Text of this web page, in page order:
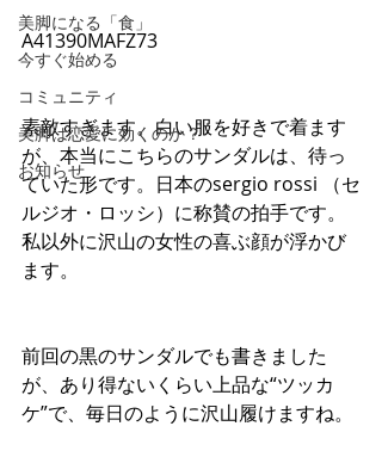
美脚になる「食」
今すぐ始める
コミュニティ
美脚は恋愛に効くのか？
お知らせ
A41390MAFZ73
素敵すぎます。白い服を好きで着ます
が、本当にこちらのサンダルは、待っ
ていた形です。日本のsergio rossi （セ
ルジオ・ロッシ）に称賛の拍手です。
私以外に沢山の女性の喜ぶ顔が浮かび
ます。
前回の黒のサンダルでも書きました
が、あり得ないくらい上品な“ツッカ
ケ”で、毎日のように沢山履けますね。